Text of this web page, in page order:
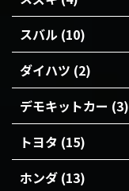
スバル (10)
ダイハツ (2)
デモキットカー (3)
トヨタ (15)
ホンダ (13)